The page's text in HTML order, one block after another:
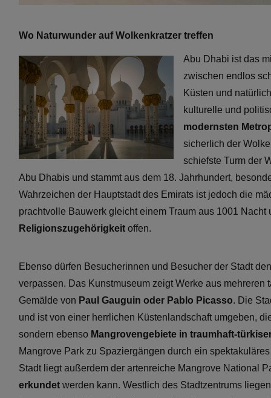
Wo Naturwunder auf Wolkenkratzer treffen
Abu Dhabi ist das
zwischen endlos
Küsten und
kulturelle und
modernsten
sicherlich der
schiefste Turm der
Abu Dhabis und stammt aus dem 18. Jahrhundert,
Wahrzeichen der Hauptstadt des Emirats ist jedoch die
prachtvolle Bauwerk gleicht einem Traum aus 1001
Religionszugehörigkeit offen.
Ebenso dürfen Besucherinnen und Besucher der Stadt
verpassen. Das Kunstmuseum zeigt Werke aus mehreren
Gemälde von Paul Gauguin oder Pablo Picasso. Die
und ist von einer herrlichen Küstenlandschaft umgeben,
sondern ebenso Mangrovengebiete in traumhaft-
Mangrove Park zu Spaziergängen durch ein
Stadt liegt außerdem der artenreiche Mangrove National
erkundet werden kann. Westlich des Stadtzentrums